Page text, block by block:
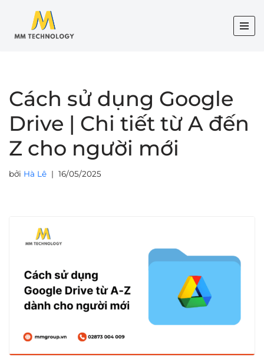
Chuyển
Cách sử dụng Google
Drive | Chi tiết từ A đến
Z cho người mới
bởi Hà Lê 16/05/2025